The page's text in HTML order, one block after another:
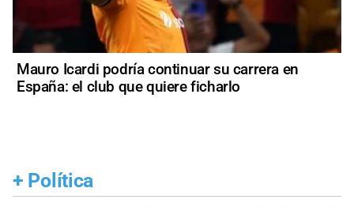
Mauro Icardi podría continuar su carrera en
España: el club que quiere ficharlo
+ Política